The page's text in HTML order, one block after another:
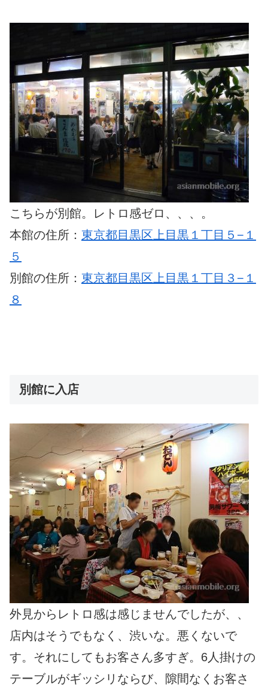
こちらが別館。レトロ感ゼロ、、、。
本館の住所： 東京都目黒区上目黒１丁目５−１
５
別館の住所： 東京都目黒区上目黒１丁目３−１
８
別館に入店
外見からレトロ感は感じませんでしたが、、
店内はそうでもなく、渋いな。悪くないで
す。それにしてもお客さん多すぎ。6人掛けの
テーブルがギッシリならび、隙間なくお客さ